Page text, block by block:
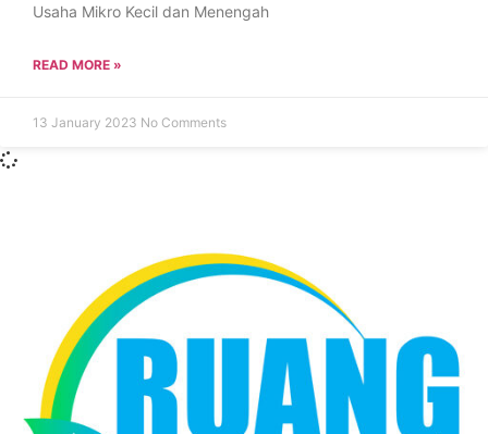
Usaha Mikro Kecil dan Menengah
READ MORE »
13 January 2023 No Comments